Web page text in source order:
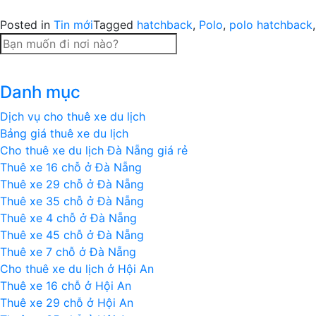
Posted in Tin mớiTagged hatchback, Polo, polo hatchback,
Danh mục
Dịch vụ cho thuê xe du lịch
Bảng giá thuê xe du lịch
Cho thuê xe du lịch Đà Nẵng giá rẻ
Thuê xe 16 chỗ ở Đà Nẵng
Thuê xe 29 chỗ ở Đà Nẵng
Thuê xe 35 chỗ ở Đà Nẵng
Thuê xe 4 chỗ ở Đà Nẵng
Thuê xe 45 chỗ ở Đà Nẵng
Thuê xe 7 chỗ ở Đà Nẵng
Cho thuê xe du lịch ở Hội An
Thuê xe 16 chỗ ở Hội An
Thuê xe 29 chỗ ở Hội An